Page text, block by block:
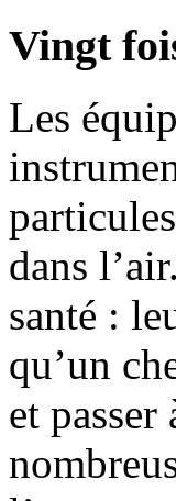
Vingt
Les
dans
santé :
qu’un
et